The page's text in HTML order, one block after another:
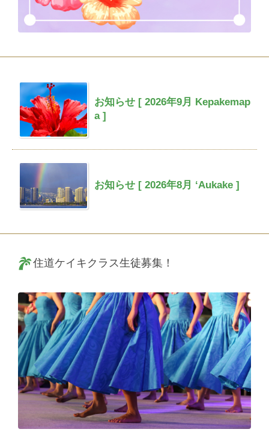
お知らせ [ 2026年9月 Kepakemap
a ]
お知らせ [ 2026年8月 ‘Aukake ]
住道ケイキクラス生徒募集！